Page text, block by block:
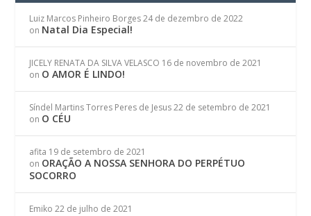
Luiz Marcos Pinheiro Borges 24 de dezembro de 2022
on Natal Dia Especial!
JICELY RENATA DA SILVA VELASCO 16 de novembro de 2021
on O AMOR É LINDO!
Síndel Martins Torres Peres de Jesus 22 de setembro de 2021
on O CÉU
afita 19 de setembro de 2021
on ORAÇÃO A NOSSA SENHORA DO PERPÉTUO
SOCORRO
Emiko 22 de julho de 2021